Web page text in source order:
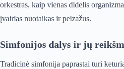
orkestras, kaip vienas didelis
įvairias nuotaikas ir peizažus.
Simfonijos dalys ir jų
Tradicinė simfonija paprastai turi